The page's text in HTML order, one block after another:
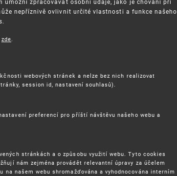
hádají
17. 9. 2026
se mimo
31
1 2
nepříznivě ovlivnit určité vlastnosti a funkce našeho
zde
webových stránek a nelze bez nich realizovat
session id, nastavení souhlasů).
preferencí pro příští návštěvu našeho webu a
stránkách a o způsobu využití webu. Tyto cookies
nám zejména provádět relevantní úpravy za účelem
našem webu shromažďována a vyhodnocována interním